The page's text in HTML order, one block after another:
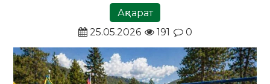
Ақпарат
25.05.2026
191 0